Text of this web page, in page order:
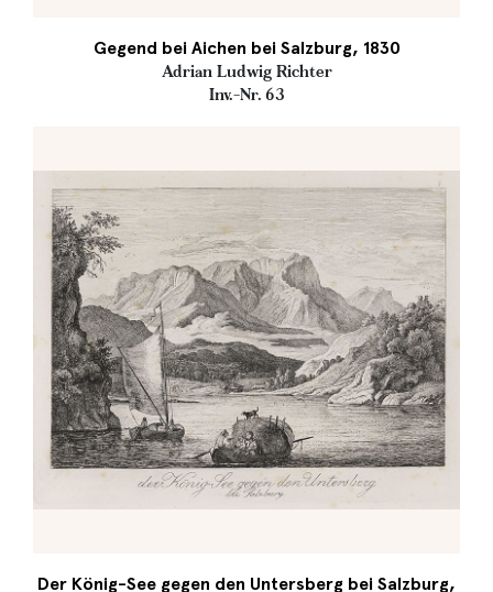
Gegend bei Aichen bei Salzburg, 1830
Adrian Ludwig Richter
Inv.-Nr. 63
Der König-See gegen den Untersberg bei Salzburg,